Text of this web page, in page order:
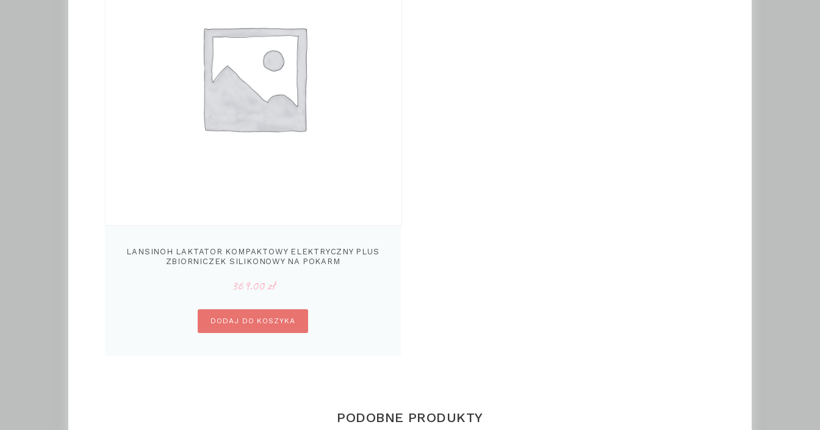
LANSINOH LAKTATOR KOMPAKTOWY ELEKTRYCZNY PLUS
ZBIORNICZEK SILIKONOWY NA POKARM
369.00zł
DODAJ DO KOSZYKA
PODOBNE PRODUKTY